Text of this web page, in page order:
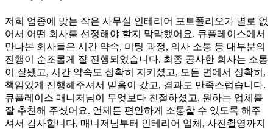
저희 업종에 맞는 작은 사무실 인테리어 포트폴리오가 별로 없
어서 어떤 회사를 선정해야 할지 막막했어요. 큐플레이스에서
만나본 회사들은 시간 약속, 미팅 과정, 의사 소통 등 대부분의
진행이 순조롭게 잘 진행되었습니다. 최종 공사한 회사는 소통
이 잘됐고, 시간 약속도 정확히 지키셨고, 모든 면에서 정확히,
책임있게 진행해주셔서 믿음이 갔고, 결과도 만족스럽습니다.
큐플레이스 매니저님이 무엇보다 친절하셨고, 원하는 업체를
잘 추천해 주셨어요. 언제든 편안하게 소통할 수 있도록 해주
셔서 감사합니다. 매니저님부터 인테리어 업체, 사진촬영까지